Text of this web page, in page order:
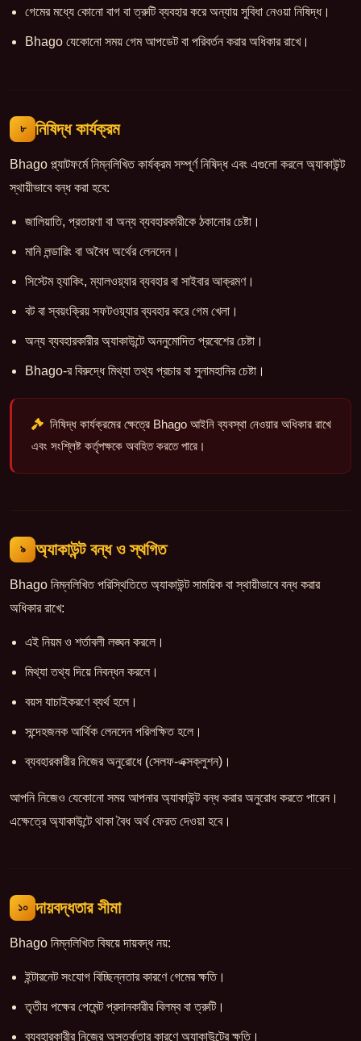
গেমের মধ্যে কোনো বাগ বা ত্রুটি ব্যবহার করে অন্যায় সুবিধা নেওয়া নিষিদ্ধ।
Bhago যেকোনো সময় গেম আপডেট বা পরিবর্তন করার অধিকার রাখে।
৮ নিষিদ্ধ কার্যক্রম
Bhago প্ল্যাটফর্মে নিম্নলিখিত কার্যক্রম সম্পূর্ণ নিষিদ্ধ এবং এগুলো করলে অ্যাকাউন্ট
স্থায়ীভাবে বন্ধ করা হবে:
জালিয়াতি, প্রতারণা বা অন্য ব্যবহারকারীকে ঠকানোর চেষ্টা।
মানি লন্ডারিং বা অবৈধ অর্থের লেনদেন।
সিস্টেম হ্যাকিং, ম্যালওয়্যার ব্যবহার বা সাইবার আক্রমণ।
বট বা স্বয়ংক্রিয় সফটওয়্যার ব্যবহার করে গেম খেলা।
অন্য ব্যবহারকারীর অ্যাকাউন্টে অননুমোদিত প্রবেশের চেষ্টা।
Bhago-র বিরুদ্ধে মিথ্যা তথ্য প্রচার বা সুনামহানির চেষ্টা।
নিষিদ্ধ কার্যক্রমের ক্ষেত্রে Bhago আইনি ব্যবস্থা নেওয়ার অধিকার রাখে
এবং সংশ্লিষ্ট কর্তৃপক্ষকে অবহিত করতে পারে।
৯ অ্যাকাউন্ট বন্ধ ও স্থগিত
Bhago নিম্নলিখিত পরিস্থিতিতে অ্যাকাউন্ট সাময়িক বা স্থায়ীভাবে বন্ধ করার
অধিকার রাখে:
এই নিয়ম ও শর্তাবলী লঙ্ঘন করলে।
মিথ্যা তথ্য দিয়ে নিবন্ধন করলে।
বয়স যাচাইকরণে ব্যর্থ হলে।
সন্দেহজনক আর্থিক লেনদেন পরিলক্ষিত হলে।
ব্যবহারকারীর নিজের অনুরোধে (সেলফ-এক্সক্লুশন)।
আপনি নিজেও যেকোনো সময় আপনার অ্যাকাউন্ট বন্ধ করার অনুরোধ করতে পারেন।
এক্ষেত্রে অ্যাকাউন্টে থাকা বৈধ অর্থ ফেরত দেওয়া হবে।
১০ দায়বদ্ধতার সীমা
Bhago নিম্নলিখিত বিষয়ে দায়বদ্ধ নয়:
ইন্টারনেট সংযোগ বিচ্ছিন্নতার কারণে গেমের ক্ষতি।
তৃতীয় পক্ষের পেমেন্ট প্রদানকারীর বিলম্ব বা ত্রুটি।
ব্যবহারকারীর নিজের অসতর্কতার কারণে অ্যাকাউন্টের ক্ষতি।